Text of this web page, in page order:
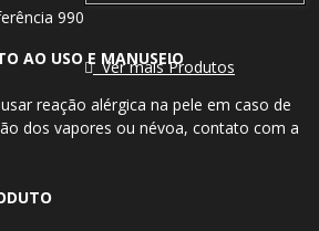
Ver mais Produtos
990
AO USO E MANUSEIO
reação alérgica na pele em caso de
dos vapores ou névoa, contato com a